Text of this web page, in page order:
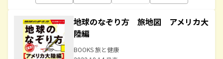
地球のなぞり方 旅地図 アメリカ大
陸編
BOOKS 旅と健康